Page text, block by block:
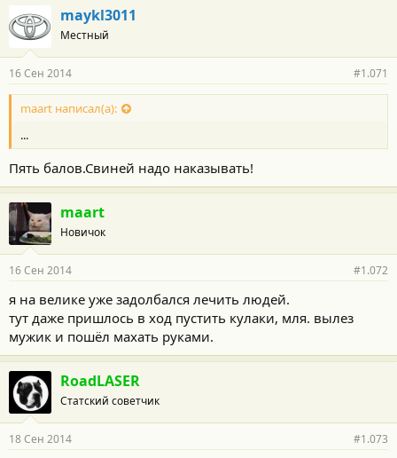
о
д
а
н
о
с
:
maykl3011
Местный
16 Сен 2014 #1.071
maart написал(а):
...
Пять балов.Свиней надо наказывать!
maart
Новичок
16 Сен 2014 #1.072
я на велике уже задолбался лечить людей.
тут даже пришлось в ход пустить кулаки, мля. вылез
мужик и пошёл махать руками.
RoadLASER
Статский советчик
18 Сен 2014 #1.073